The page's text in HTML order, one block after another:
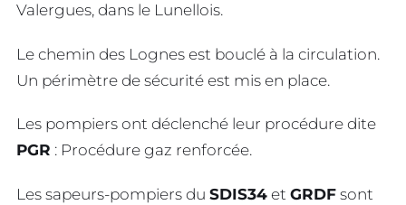
Valergues, dans le Lunellois.
Le chemin des Lognes est bouclé à la circulation.
Un périmètre de sécurité est mis en place.
Les pompiers ont déclenché leur procédure dite
PGR : Procédure gaz renforcée.
Les sapeurs-pompiers du SDIS34 et GRDF sont